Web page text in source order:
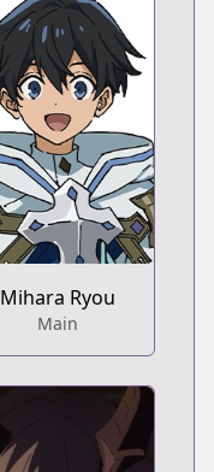
Mihara Ryou
Main